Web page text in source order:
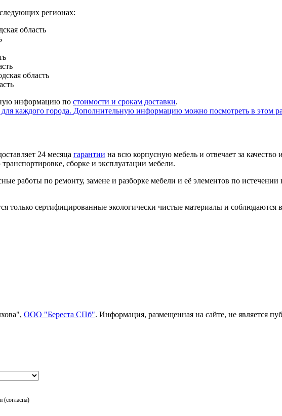
регионах:
область
область
информацию по стоимости и срокам доставки.
каждого города. Дополнительную информацию можно посмотреть в этом
24 месяца гарантии на всю корпусную мебель и отвечает за
сборке и эксплуатации мебели.
работы по ремонту, замене и разборке мебели и её элементов по
только сертифицированные экологически чистые материалы и соблюдаются
ООО "Береста СПб". Информация, размещенная на сайте, не является
(согласна)